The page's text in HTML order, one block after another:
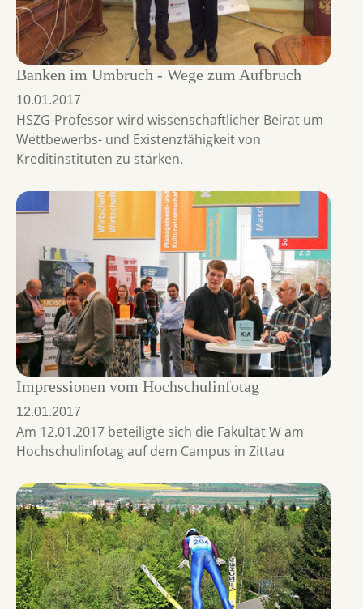
Banken im Umbruch - Wege zum Aufbruch
10.01.2017
HSZG-Professor wird wissenschaftlicher Beirat um
Wettbewerbs- und Existenzfähigkeit von
Kreditinstituten zu stärken.
Impressionen vom Hochschulinfotag
12.01.2017
Am 12.01.2017 beteiligte sich die Fakultät W am
Hochschulinfotag auf dem Campus in Zittau